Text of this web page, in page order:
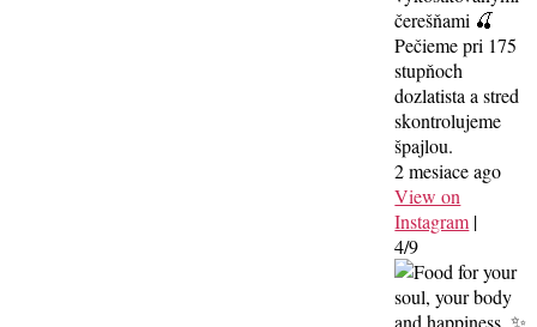
čerešňami 🍒
Pečieme pri 175
stupňoch
dozlatista a stred
skontrolujeme
špajlou.
2 mesiace ago
View on
Instagram |
4/9